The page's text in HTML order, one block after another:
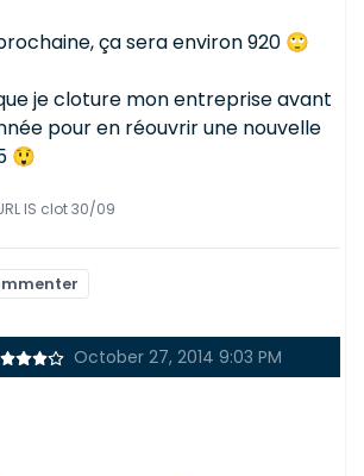
ça sera environ 920 🙄
je cloture mon entreprise avant
pour en réouvrir une nouvelle
😲
IS clot 30/09
October 27, 2014 9:03 PM